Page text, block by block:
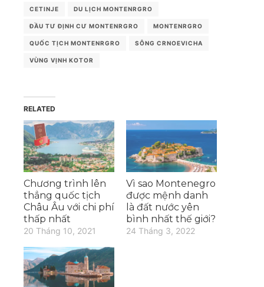
CETINJE DU LỊCH MONTENRGRO
ĐẦU TƯ ĐỊNH CƯ MONTENRGRO MONTENRGRO
QUỐC TỊCH MONTENRGRO SÔNG CRNOEVICHA
VÙNG VỊNH KOTOR
RELATED
Chương trình lên
thẳng quốc tịch
Châu Âu với chi phí
thấp nhất
20 Tháng 10, 2021
Vì sao Montenegro
được mệnh danh
là đất nước yên
bình nhất thế giới?
24 Tháng 3, 2022